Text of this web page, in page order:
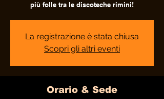
più folle tra le discoteche rimini!
La registrazione è stata chiusa
Scopri gli altri eventi
Orario & Sede